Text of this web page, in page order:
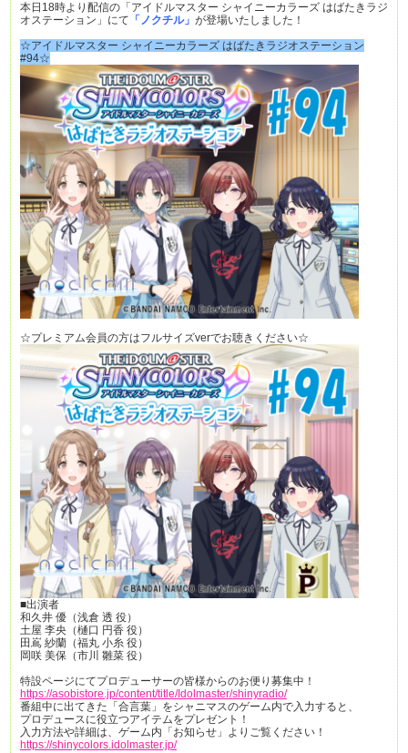
本日18時より配信の「アイドルマスター シャイニーカラーズ はばたきラジ
オステーション」にて 「ノクチル」 が登場いたしました！
☆アイドルマスター シャイニーカラーズ はばたきラジオステーション
#94☆
☆プレミアム会員の方はフルサイズverでお聴きください☆
■出演者
和久井 優（浅倉 透 役）
土屋 李央（樋口 円香 役）
田嶌 紗蘭（福丸 小糸 役）
岡咲 美保（市川 雛菜 役）
特設ページにてプロデューサーの皆様からのお便り募集中！
https://asobistore.jp/content/title/Idolmaster/shinyradio/
番組中に出てきた「合言葉」をシャニマスのゲーム内で入力すると、
プロデュースに役立つアイテムをプレゼント！
入力方法や詳細は、ゲーム内「お知らせ」よりご覧ください！
https://shinycolors.idolmaster.jp/